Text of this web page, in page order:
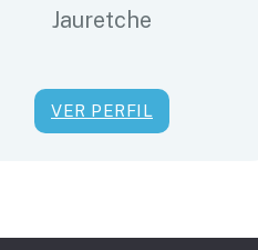
Jauretche
VER PERFIL